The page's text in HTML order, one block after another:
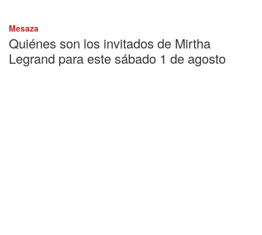
Mesaza
Quiénes son los invitados de Mirtha
Legrand para este sábado 1 de agosto